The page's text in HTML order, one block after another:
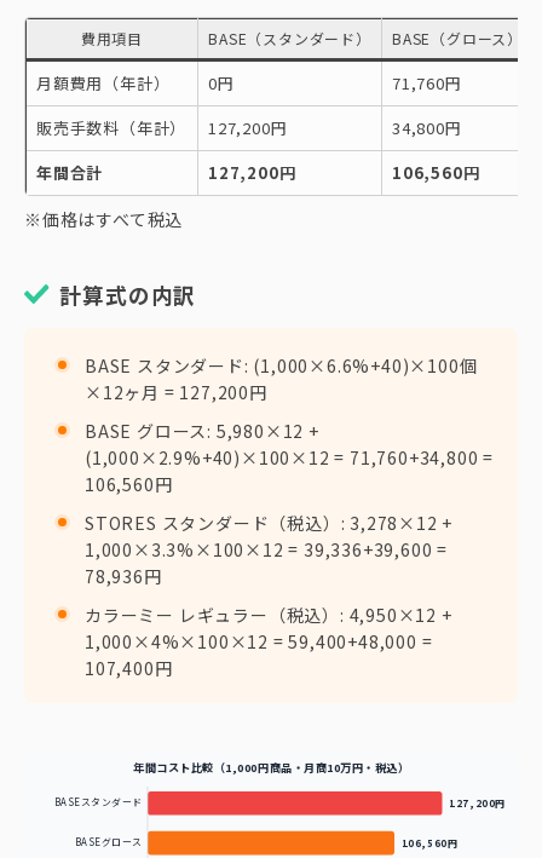
費用項目 BASE（スタンダード） BASE（グロース）
月額費用（年計） 0円
71,760円
販売手数料（年計）
127,200円
34,800円
年間合計
127,200円 106,560円
※価格はすべて税込
計算式の内訳
BASE スタンダード: (1,000×6.6%+40)×100個
×12ヶ月 = 127,200円
BASE グロース: 5,980×12 +
(1,000×2.9%+40)×100×12 = 71,760+34,800 =
106,560円
STORES スタンダード（税込）: 3,278×12 +
1,000×3.3%×100×12 = 39,336+39,600 =
78,936円
カラーミー レギュラー（税込）: 4,950×12 +
1,000×4%×100×12 = 59,400+48,000 =
107,400円
年間コスト比較（1,000円商品・月商10万円・税込）
BASEスタンダード 127,200円
BASEグロース 106,560円